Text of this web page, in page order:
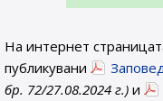
На интернет
публикувани
бр. 72/27.08.2024 г.) и